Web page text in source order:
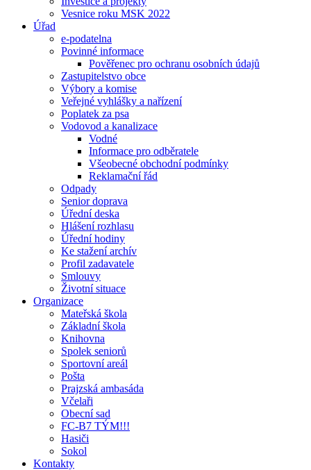
Vesnice roku MSK 2022
Úřad
e-podatelna
Povinné informace
Pověřenec pro ochranu osobních údajů
Zastupitelstvo obce
Výbory a komise
Veřejné vyhlášky a nařízení
Poplatek za psa
Vodovod a kanalizace
Vodné
Informace pro odběratele
Všeobecné obchodní podmínky
Reklamační řád
Odpady
Senior doprava
Úřední deska
Hlášení rozhlasu
Úřední hodiny
Ke stažení archív
Profil zadavatele
Smlouvy
Životní situace
Organizace
Mateřská škola
Základní škola
Knihovna
Spolek seniorů
Sportovní areál
Pošta
Prajzská ambasáda
Včelaři
Obecní sad
FC-B7 TÝM!!!
Hasiči
Sokol
Kontakty